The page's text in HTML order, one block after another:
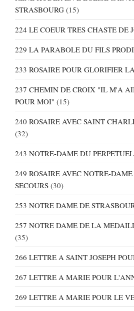
STRASBOURG (15)
224 LE COEUR TRES CHASTE DE
229 LA PARABOLE DU FILS
233 ROSAIRE POUR GLORIFIER
237 CHEMIN DE CROIX "IL M'A
POUR MOI" (15)
240 ROSAIRE AVEC SAINT
(32)
243 NOTRE-DAME DU
249 ROSAIRE AVEC NOTRE-
SECOURS (30)
253 NOTRE DAME DE
257 NOTRE DAME DE LA
(35)
266 LETTRE A SAINT JOSEPH
267 LETTRE A MARIE POUR
269 LETTRE A MARIE POUR LE